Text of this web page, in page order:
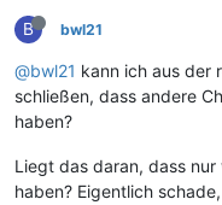
B bwl21
@bwl21 kann ich aus der
schließen, dass andere
haben?
Liegt das daran, dass
haben? Eigentlich